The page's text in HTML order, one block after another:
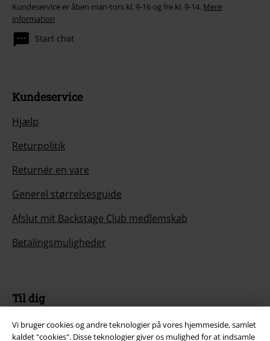
Vi bruger cookies og andre teknologier på vores hjemmeside, samlet
kaldet "cookies". Disse teknologier giver os mulighed for at indsamle
Kundeservice er åben man-tors kl. 9-16 og fre kl. 9-14. Mere
information
Start chat
Kundeservice
Hjælp
Returpolitik
Returnér en vare
Generel størrelsesguide
Afslut mit Backstage Club medlemskab
Betalingsmuligheder
Til dig
Konkurrencer